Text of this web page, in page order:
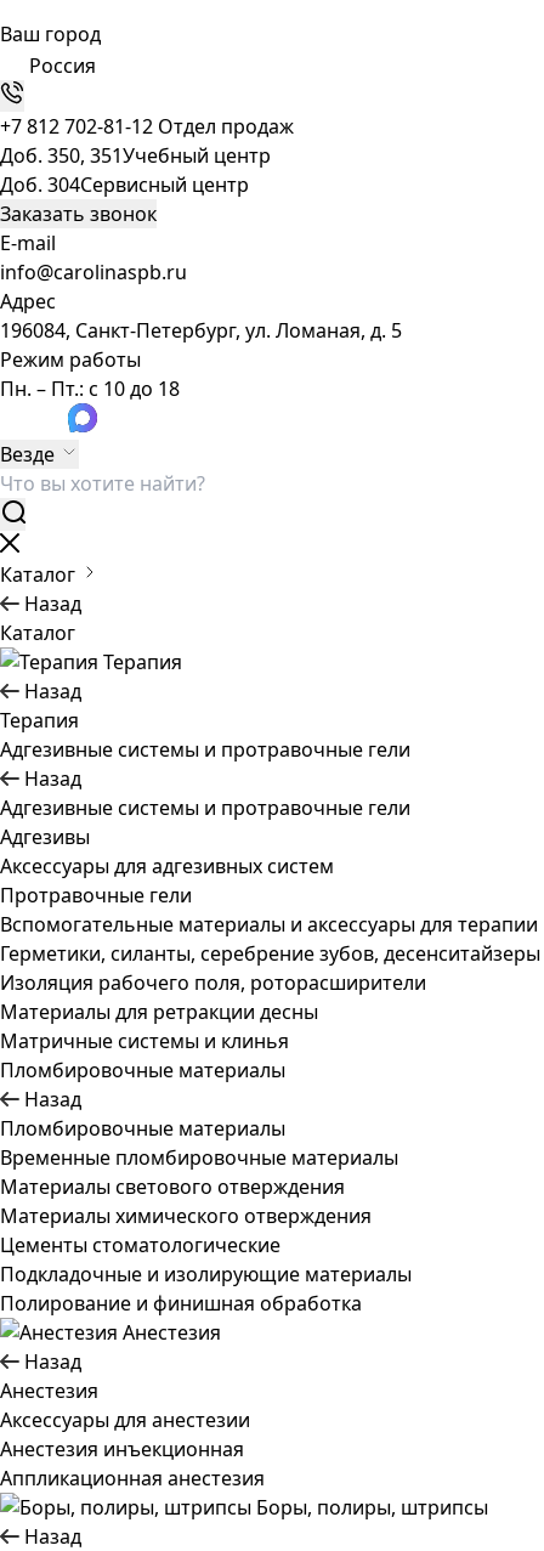
Ваш город
Россия
+7 812 702-81-12 Отдел продаж
Доб. 350, 351Учебный центр
Доб. 304Сервисный центр
Заказать звонок
E-mail
info@carolinaspb.ru
Адрес
196084, Санкт-Петербург, ул. Ломаная, д. 5
Режим работы
Пн. – Пт.: с 10 до 18
Везде
Каталог
Назад
Каталог
Терапия
Назад
Терапия
Адгезивные системы и протравочные гели
Назад
Адгезивные системы и протравочные гели
Адгезивы
Аксессуары для адгезивных систем
Протравочные гели
Вспомогательные материалы и аксессуары для терапии
Герметики, силанты, серебрение зубов, десенситайзеры
Изоляция рабочего поля, роторасширители
Материалы для ретракции десны
Матричные системы и клинья
Пломбировочные материалы
Назад
Пломбировочные материалы
Временные пломбировочные материалы
Материалы светового отверждения
Материалы химического отверждения
Цементы стоматологические
Подкладочные и изолирующие материалы
Полирование и финишная обработка
Анестезия
Назад
Анестезия
Аксессуары для анестезии
Анестезия инъекционная
Аппликационная анестезия
Боры, полиры, штрипсы
Назад